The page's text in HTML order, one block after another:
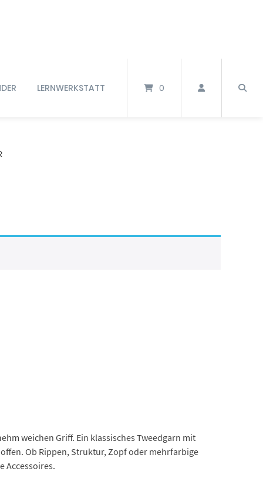
LERNWERKSTATT 0
weichen Griff. Ein klassisches Tweedgarn mit
Ob Rippen, Struktur, Zopf oder mehrfarbige
Accessoires.